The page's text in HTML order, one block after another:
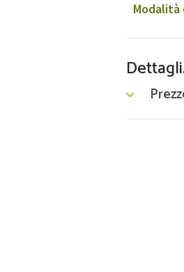
Modalità